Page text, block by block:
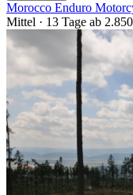
Morocco Enduro
Mittel · 13 Tage ab